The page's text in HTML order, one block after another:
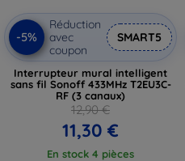
-5%
Réduction
avec
coupon
SMART5
Interrupteur mural intelligent
sans fil Sonoff 433MHz T2EU3C-
RF (3 canaux)
12,90 €
11,30 €
En stock 4 pièces